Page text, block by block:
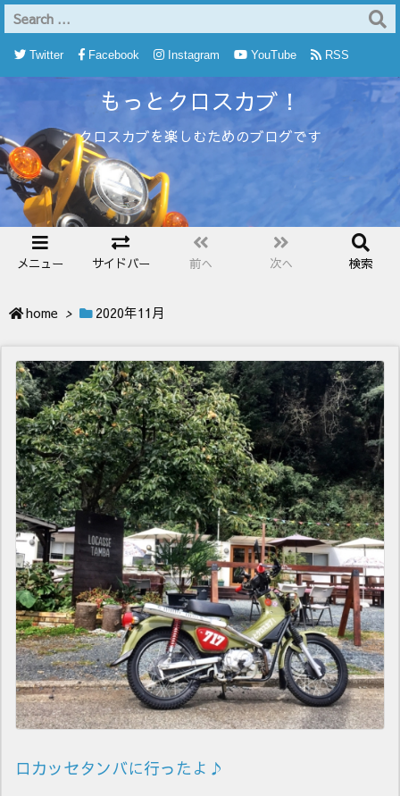
もっとクロスカブ！
クロスカブを楽しむためのブログです
メニュー サイドバー 前へ 次へ 検索
Twitter Facebook Instagram YouTube RSS
home > 2020年11月
ロカッセタンバに行ったよ♪